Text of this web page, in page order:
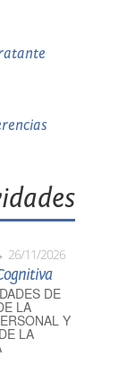
26/11/2026
DE
LA
Y
LA